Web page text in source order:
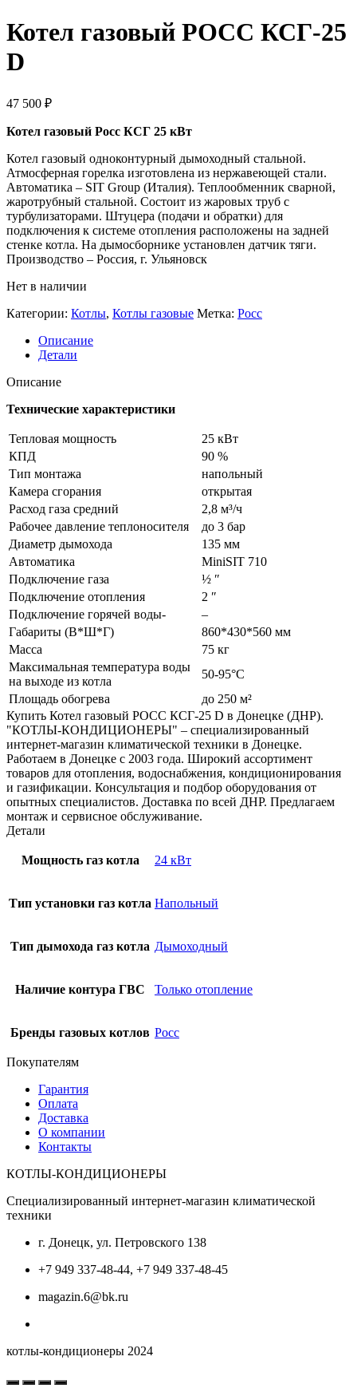
Котел газовый РОСС КСГ-25
D
47 500 ₽
Котел газовый Росс КСГ 25 кВт
Котел газовый одноконтурный дымоходный стальной.
Атмосферная горелка изготовлена из нержавеющей стали.
Автоматика – SIT Group (Италия). Теплообменник сварной,
жаротрубный стальной. Состоит из жаровых труб с
турбулизаторами. Штуцера (подачи и обратки) для
подключения к системе отопления расположены на задней
стенке котла. На дымосборнике установлен датчик тяги.
Производство – Россия, г. Ульяновск
Нет в наличии
Категории: Котлы, Котлы газовые Метка: Росс
Описание
Детали
Описание
Технические характеристики
Тепловая мощность
25 кВт
КПД
90 %
Тип монтажа
напольный
Камера сгорания
открытая
Расход газа средний
2,8 м³/ч
Рабочее давление теплоносителя
до 3 бар
Диаметр дымохода
135 мм
Автоматика
MiniSIT 710
Подключение газа
½ ʺ
Подключение отопления
2 ʺ
Подключение горячей воды-
–
Габариты (В*Ш*Г)
860*430*560 мм
Масса
75 кг
Максимальная температура воды
на выходе из котла
50-95°С
Площадь обогрева
до 250 м²
Купить Котел газовый РОСС КСГ-25 D в Донецке (ДНР).
"КОТЛЫ-КОНДИЦИОНЕРЫ" – специализированный
интернет-магазин климатической техники в Донецке.
Работаем в Донецке с 2003 года. Широкий ассортимент
товаров для отопления, водоснабжения, кондиционирования
и газификации. Консультация и подбор оборудования от
опытных специалистов. Доставка по всей ДНР. Предлагаем
монтаж и сервисное обслуживание.
Детали
Мощность газ котла 24 кВт
Тип установки газ котла Напольный
Тип дымохода газ котла Дымоходный
Наличие контура ГВС Только отопление
Бренды газовых котлов Росс
Покупателям
Гарантия
Оплата
Доставка
О компании
Контакты
КОТЛЫ-КОНДИЦИОНЕРЫ
Специализированный интернет-магазин климатической
техники
г. Донецк, ул. Петровского 138
+7 949 337-48-44, +7 949 337-48-45
magazin.6@bk.ru
котлы-кондиционеры 2024